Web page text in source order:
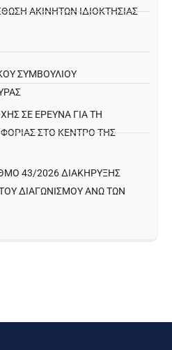
ΑΚΙΝΉΤΩΝ ΙΔΙΟΚΤΗΣΊΑΣ
ΣΥΜΒΟΥΛΙΟΥ
ΣΕ ΈΡΕΥΝΑ ΓΙΑ ΤΗ
ΣΤΟ ΚΈΝΤΡΟ ΤΗΣ
43/2026 ΔΙΑΚΗΡΥΞΗΣ
ΔΙΑΓΩΝΙΣΜΟΥ ΑΝΩ ΤΩΝ